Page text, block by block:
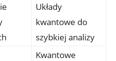
Układy
kwantowe do
szybkiej analizy
Kwantowe